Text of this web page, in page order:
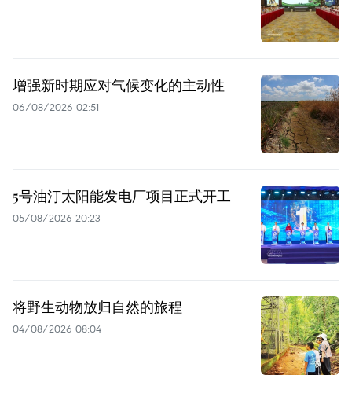
增强新时期应对气候变化的主动性
06/08/2026 02:51
5号油汀太阳能发电厂项目正式开工
05/08/2026 20:23
将野生动物放归自然的旅程
04/08/2026 08:04